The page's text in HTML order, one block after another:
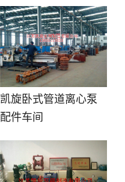
凯旋卧式管道离心泵
配件车间